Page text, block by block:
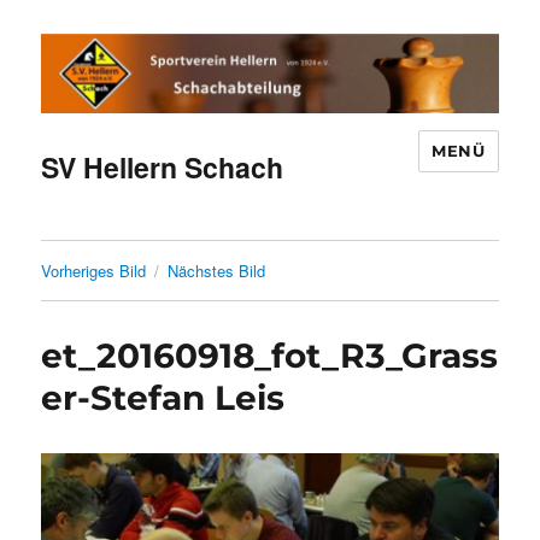
SV Hellern Schach MENÜ
Vorheriges Bild Nächstes Bild
et_20160918_fot_R3_Grass
er-Stefan Leis